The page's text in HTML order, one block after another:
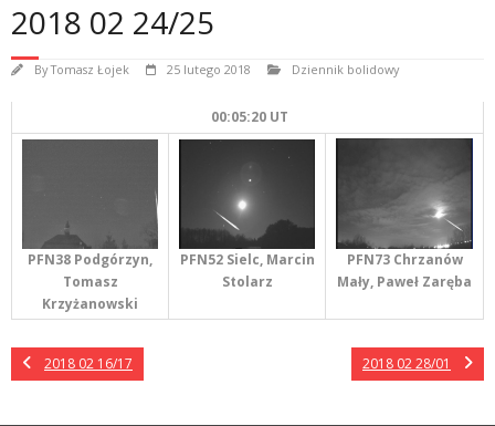
2018 02 24/25
ByTomasz Łojek 25 lutego 2018 Dziennik bolidowy
00:05:20 UT
PFN38 Podgórzyn,
Tomasz
Krzyżanowski
PFN52 Sielc, Marcin
Stolarz
PFN73 Chrzanów
Mały, Paweł Zaręba
2018 02 16/17 2018 02 28/01